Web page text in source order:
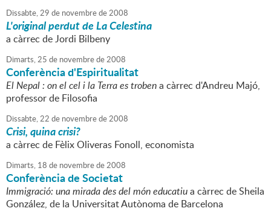
Dissabte,29 de novembrede2008
L'original perdut de La Celestina
a càrrec de Jordi Bilbeny
Dimarts,25 de novembrede2008
Conferència d'Espiritualitat
El Nepal : on el cel i la Terra es trobena càrrec d'Andreu Majó,
professor de Filosofia
Dissabte,22 de novembrede2008
Crisi, quina crisi?
a càrrec de Fèlix Oliveras Fonoll, economista
Dimarts, 18 de novembrede2008
Conferència de Societat
Immigració: una mirada des del món educatiua càrrec de Sheila
González, de la Universitat Autònoma de Barcelona